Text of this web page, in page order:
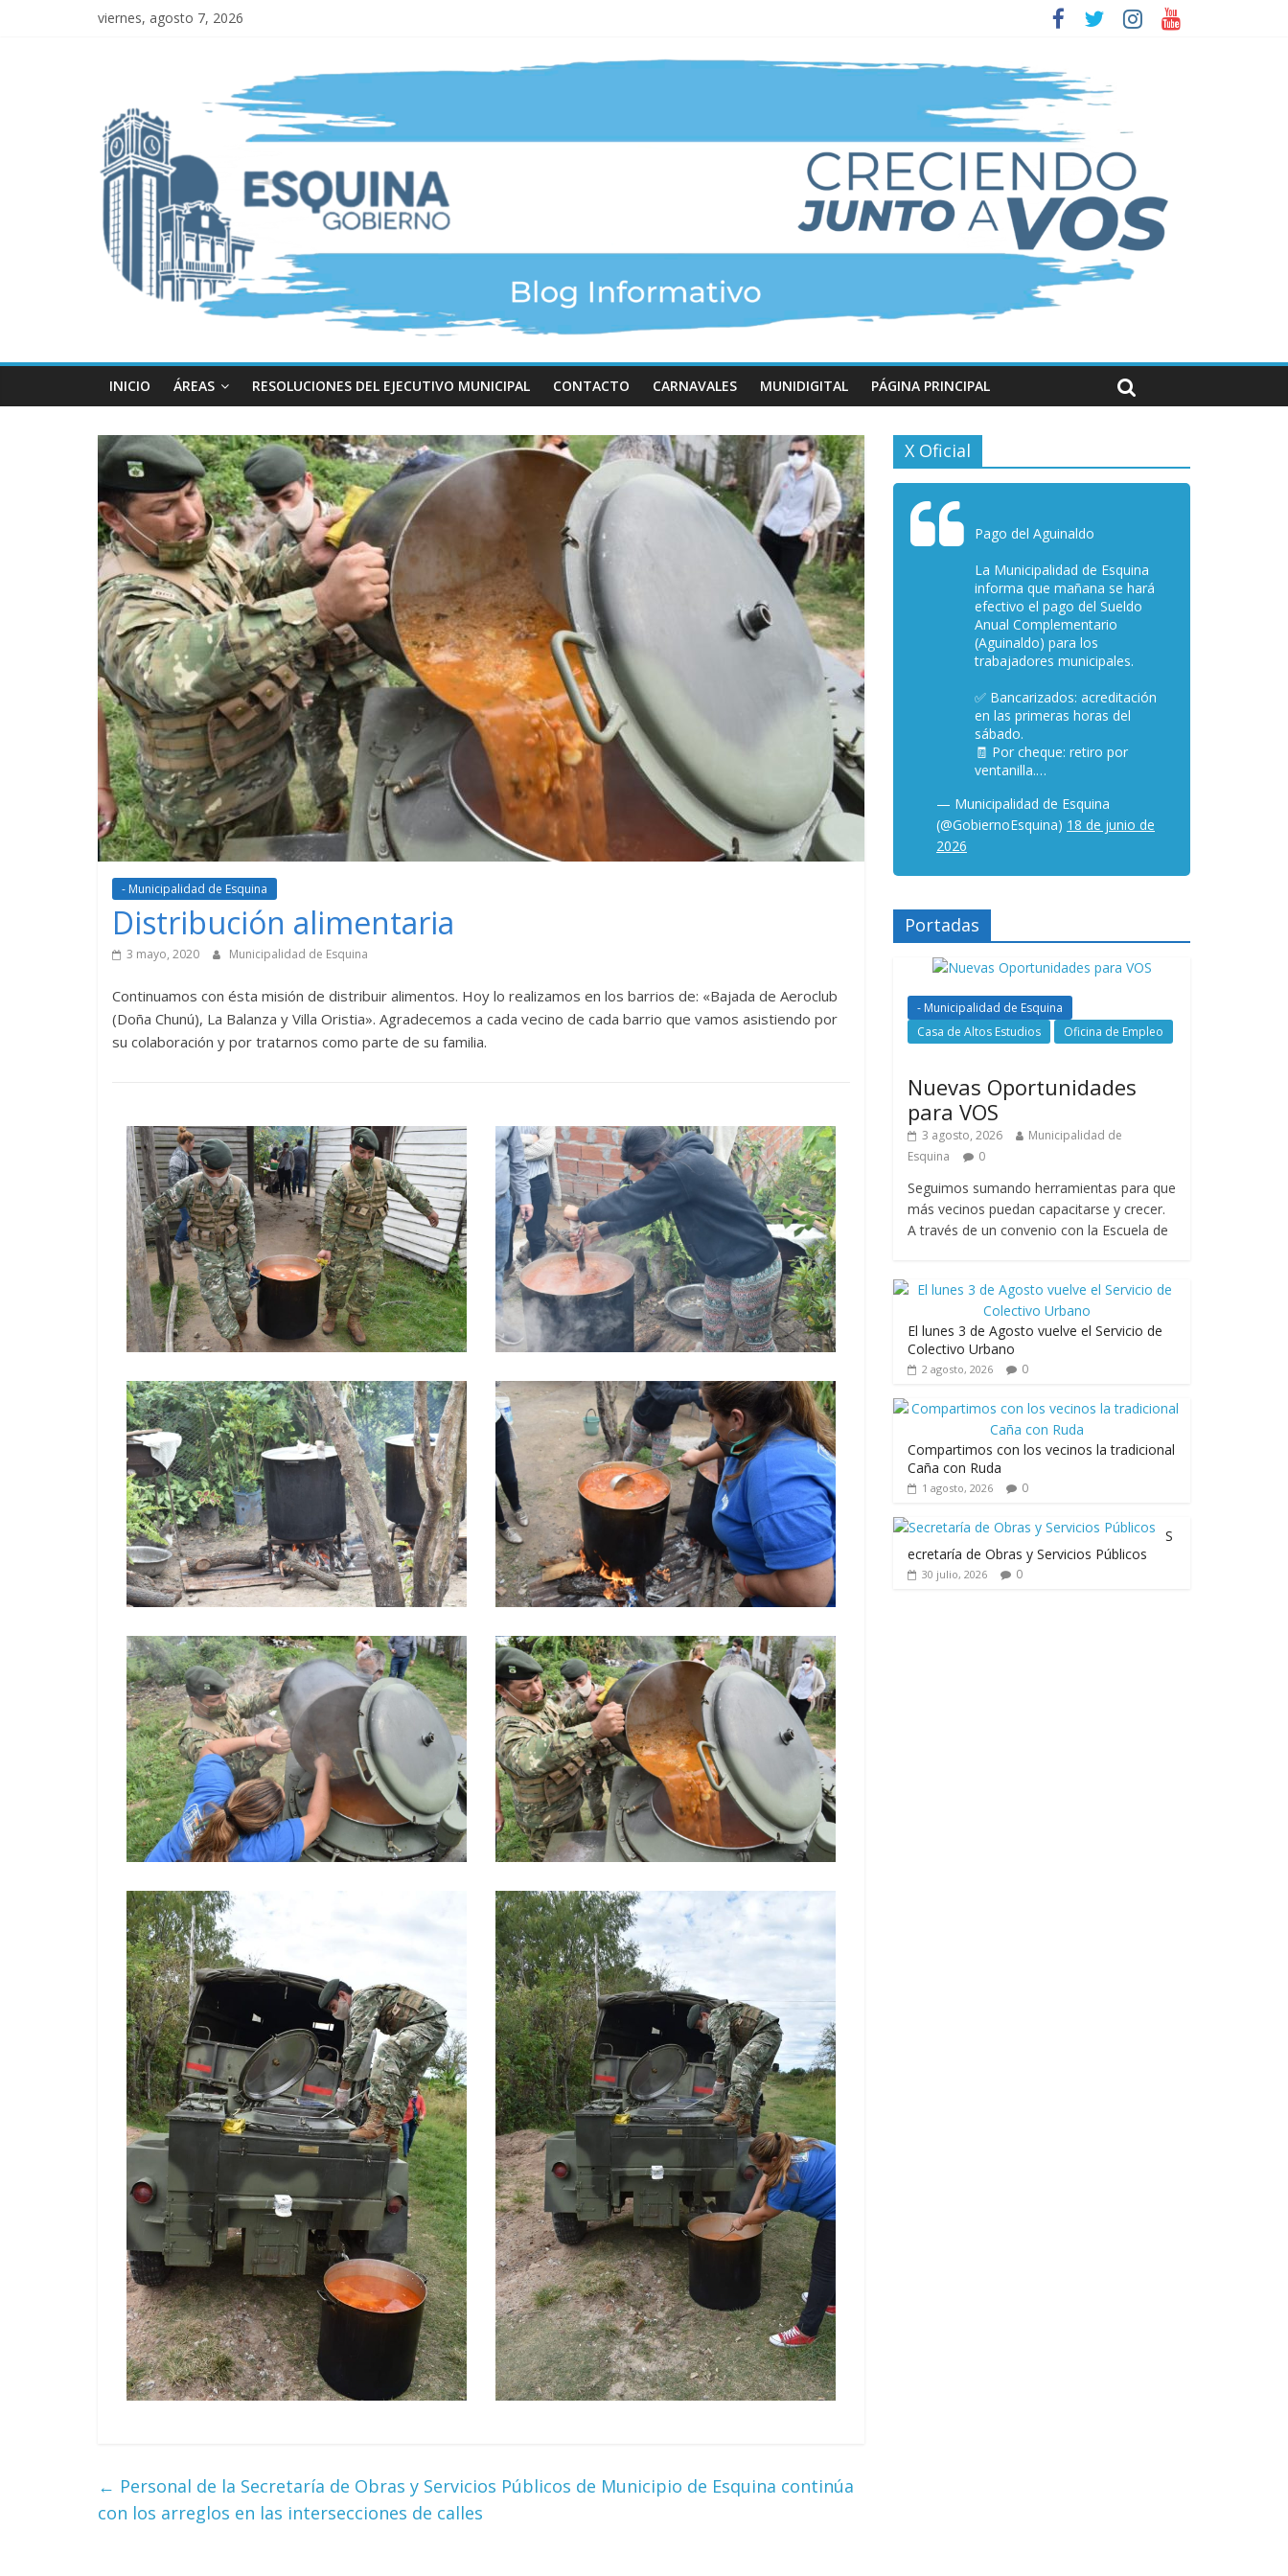
viernes, agosto 7, 2026
INICIO ÁREAS RESOLUCIONES DEL EJECUTIVO MUNICIPAL CONTACTO CARNAVALES MUNIDIGITAL PÁGINA PRINCIPAL
- Municipalidad de Esquina
Distribución alimentaria
3 mayo, 2020 Municipalidad de Esquina
Continuamos con ésta misión de distribuir alimentos. Hoy lo realizamos en los barrios de: «Bajada de Aeroclub
(Doña Chunú), La Balanza y Villa Oristia». Agradecemos a cada vecino de cada barrio que vamos asistiendo por
su colaboración y por tratarnos como parte de su familia.
← Personal de la Secretaría de Obras y Servicios Públicos de Municipio de Esquina continúa
con los arreglos en las intersecciones de calles
X Oficial
Pago del Aguinaldo
La Municipalidad de Esquina
informa que mañana se hará
efectivo el pago del Sueldo
Anual Complementario
(Aguinaldo) para los
trabajadores municipales.
✅ Bancarizados: acreditación
en las primeras horas del
sábado.
🧾 Por cheque: retiro por
ventanilla.…
— Municipalidad de Esquina
(@GobiernoEsquina) 18 de junio de
2026
Portadas
- Municipalidad de Esquina
Casa de Altos Estudios
Oficina de Empleo
Nuevas Oportunidades
para VOS
3 agosto, 2026
Municipalidad de
Esquina
0
Seguimos sumando herramientas para que
más vecinos puedan capacitarse y crecer.
A través de un convenio con la Escuela de
El lunes 3 de Agosto vuelve el Servicio de
Colectivo Urbano
2 agosto, 2026 0
Compartimos con los vecinos la tradicional
Caña con Ruda
1 agosto, 2026 0
S
ecretaría de Obras y Servicios Públicos
30 julio, 2026 0